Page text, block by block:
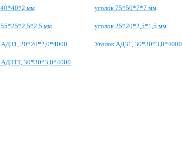
40*40*2 мм уголок 75*50*7*7 мм
55*25*2,5*2,5 мм уголок 25*20*2,5*1,5 мм
АД31, 20*20*2,0*4000 Уголок АД31, 30*30*3,0*4000
АД31Т, 30*30*3,0*4000